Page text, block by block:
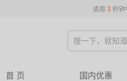
请用 3 秒钟
首 页 国内优惠